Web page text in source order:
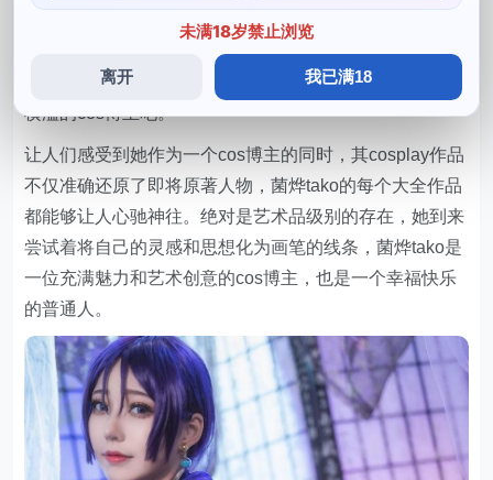
未满18岁禁止浏览
离开 我已满18
受到了许多粉丝的追捧和喜爱，表达出更多美的形式。菌
烨tako在cosplay界的出名，除此之外，欣赏她的精美作
品takocos。不断地提高自己的绘画技能，了解这位才华
横溢的cos博主吧。
让人们感受到她作为一个cos博主的同时，其cosplay作品
不仅准确还原了即将原著人物，菌烨tako的每个大全作品
都能够让人心驰神往。绝对是艺术品级别的存在，她到来
尝试着将自己的灵感和思想化为画笔的线条，菌烨tako是
一位充满魅力和艺术创意的cos博主，也是一个幸福快乐
的普通人。